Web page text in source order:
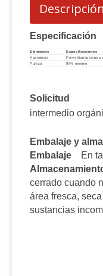
Especificación
Elementos Especificaciones
Apariencia
Polvo blanquecino a
Pureza
99% mínimo
Solicitud
intermedio
Embalaje y
Embalaje
En
cerrado cuando
área fresca,
sustancias